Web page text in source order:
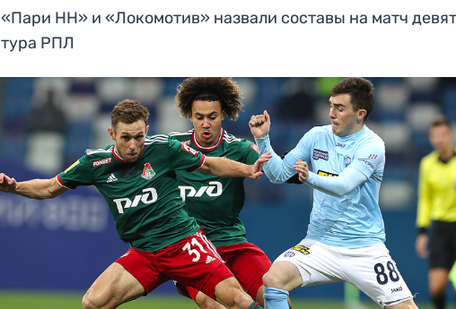
«Пари НН» и «Локомотив» назвали составы на матч
тура РПЛ